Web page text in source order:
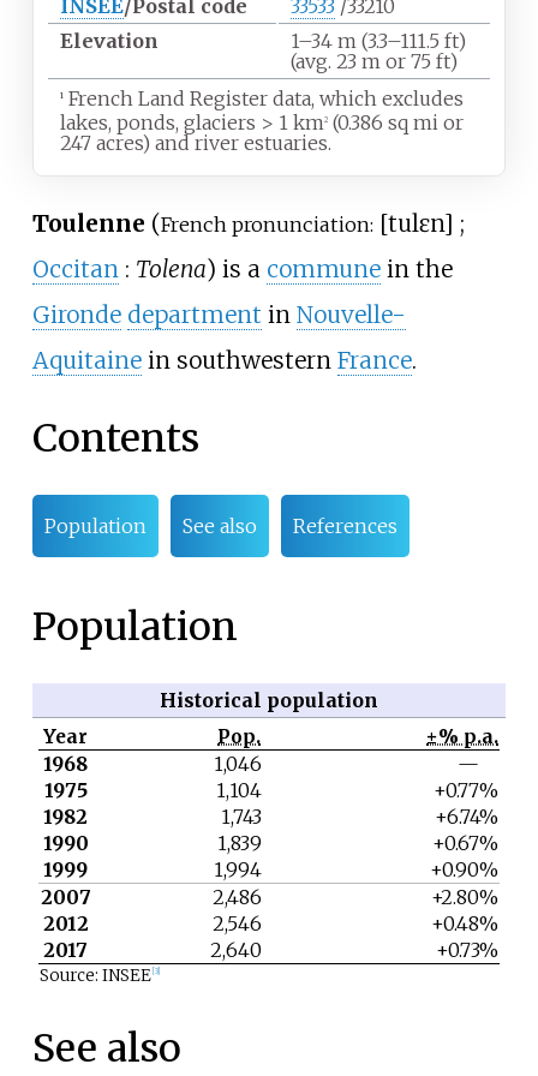
INSEE/Postal code 33533/33210
Elevation
1–34 m (3.3–111.5 ft)
(avg. 23 m or 75 ft)
1French Land Register data, which excludes
lakes, ponds, glaciers > 1 km2(0.386 sq mi or
247 acres) and river estuaries.
Toulenne (French pronunciation: [tulɛn] ;
Occitan : Tolena) is a communein the
Gironde department in Nouvelle-
Aquitainein southwestern France.
Contents
Population See also References
Population
Historical population
Year Pop. ±% p.a.
1968 1,046
—
1975
1,104
+0.77%
1982
1,743
+6.74%
1990
1,839
+0.67%
1999
1,994
+0.90%
2007
2,486
+2.80%
2012
2,546
+0.48%
2017
2,640 +0.73%
Source: INSEE 3]
See also